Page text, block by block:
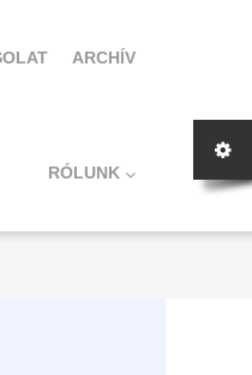
ARCHÍV
RÓLUNK